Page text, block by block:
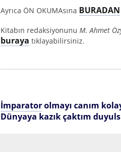
Ayrıca ÖN OKUMAsına BURADAN
Kitabın redaksiyonunu M. Ahmet
buraya tıklayabilirsiniz.
İmparatorolmayı canım
Dünyaya kazık çaktım